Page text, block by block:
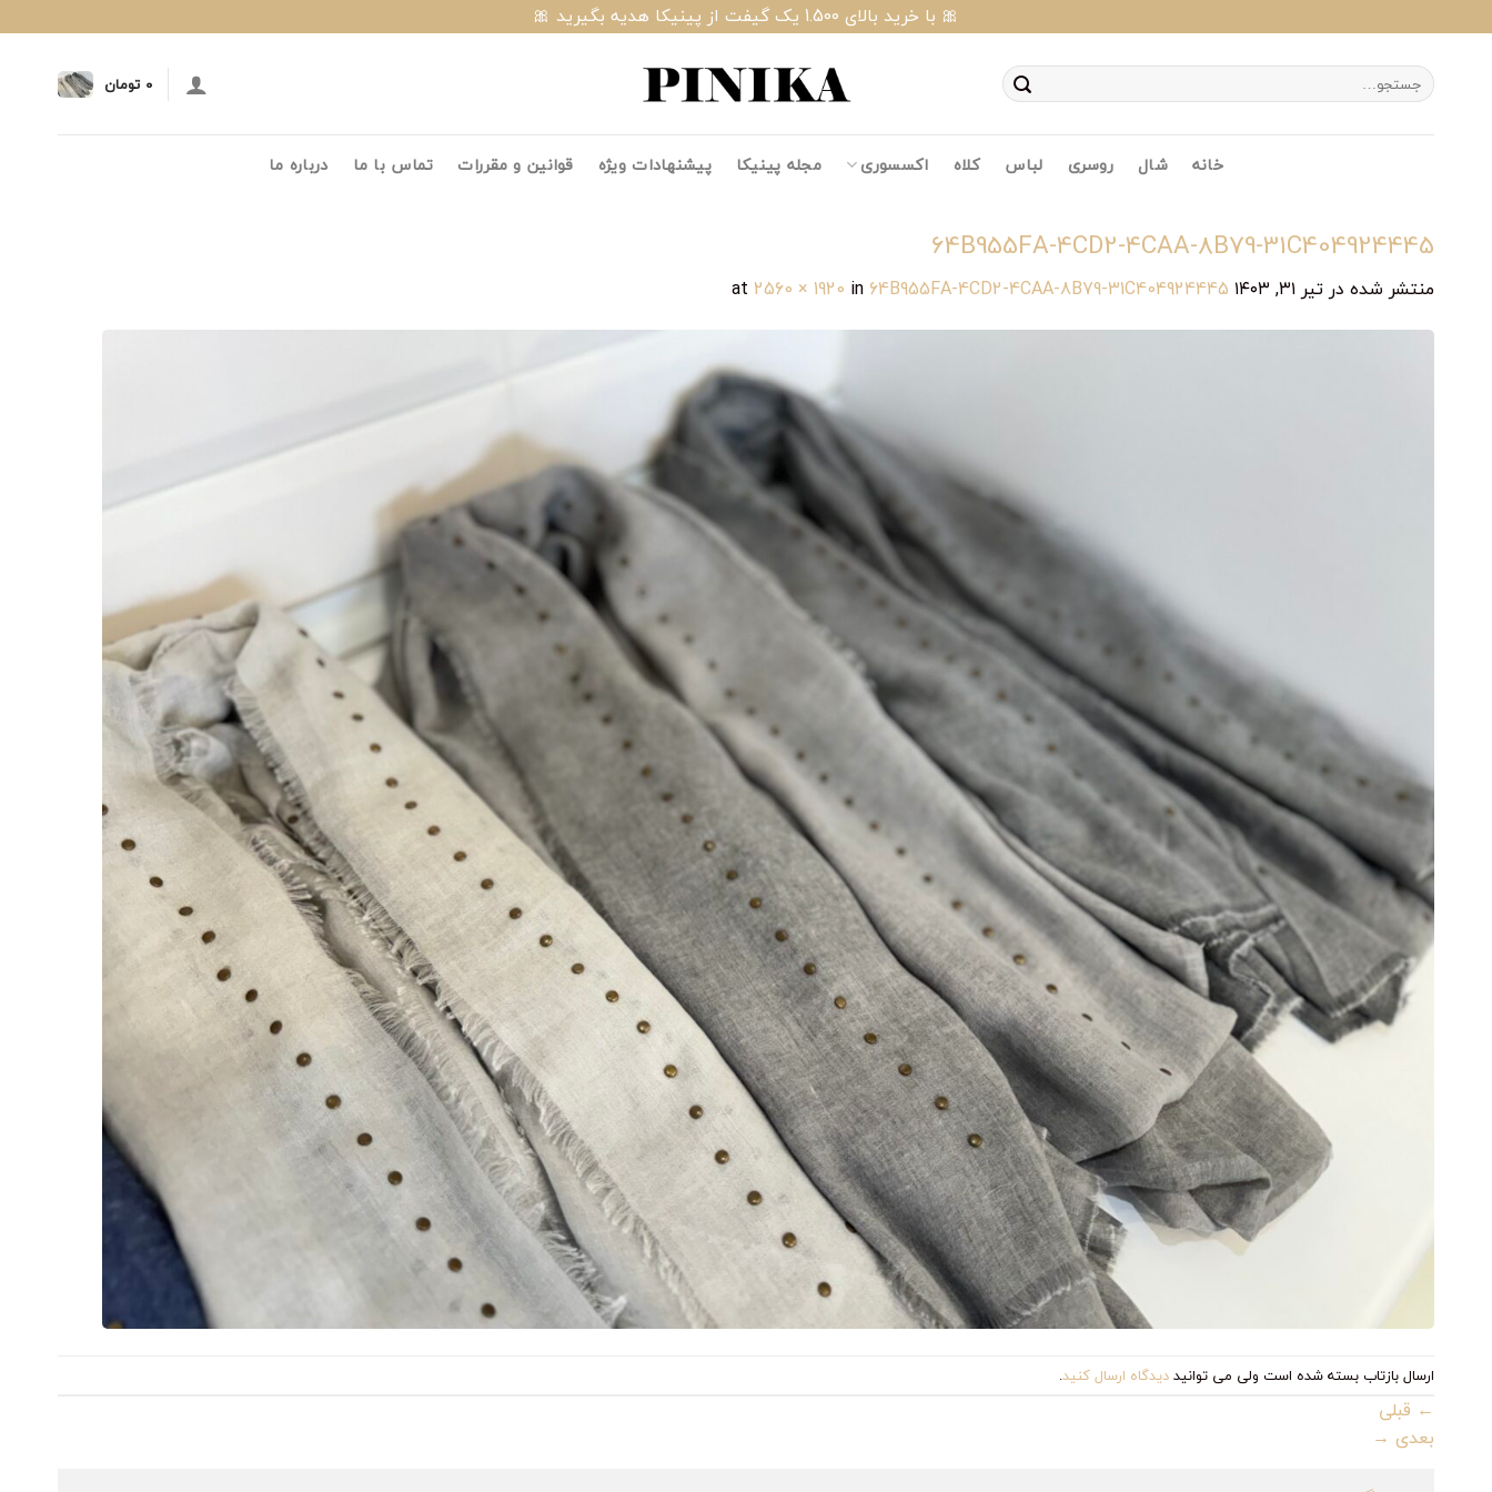
to
content
🎀 با خرید بالای 1.500 یک گیفت از پینیکا هدیه بگیرید 🎀
جستجو
برای:
۰ تومان
خانه شال روسری لباس کلاه اکسسوری مجله پینیکا پیشنهادات ویژه قوانین و مقررات تماس با ما درباره ما
64B955FA-4CD2-4CAA-8B79-31C404924445
منتشر شده درتیر ۳۱, ۱۴۰۳ 2560 × 1920 in 64B955FA-4CD2-4CAA-8B79-31C404924445
ارسال بازتاب بسته شده است ولی می توانیددیدگاه ارسال کنید.
← قبلی
بعدی →